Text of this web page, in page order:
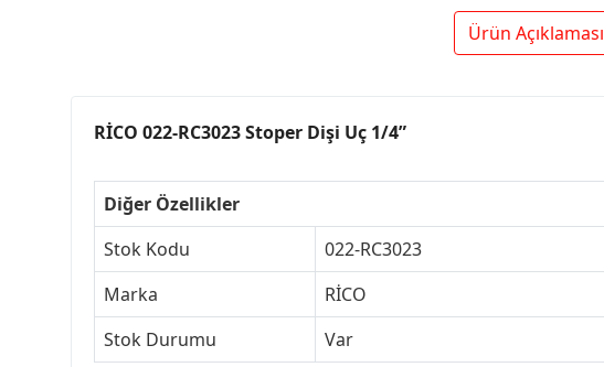
Ürün Açıklaması
RİCO 022-RC3023 Stoper Dişi Uç 1/4”
Diğer Özellikler
Stok Kodu
022-RC3023
Marka
RİCO
Stok Durumu
Var